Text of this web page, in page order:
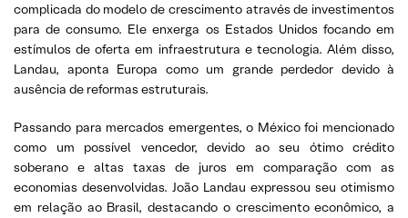
complicada do modelo de crescimento através de investimentos
para de consumo. Ele enxerga os Estados Unidos focando em
estímulos de oferta em infraestrutura e tecnologia. Além disso,
Landau, aponta Europa como um grande perdedor devido à
ausência de reformas estruturais.
Passando para mercados emergentes, o México foi mencionado
como um possível vencedor, devido ao seu ótimo crédito
soberano e altas taxas de juros em comparação com as
economias desenvolvidas. João Landau expressou seu otimismo
em relação ao Brasil, destacando o crescimento econômico, a